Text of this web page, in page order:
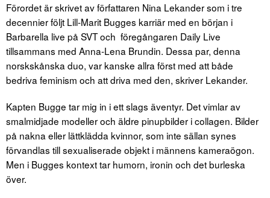
Förordet är skrivet av författaren Nina Lekander som i tre
decennier följt Lill-Marit Bugges karriär med en början i
Barbarella live på SVT och föregångaren Daily Live
tillsammans med Anna-Lena Brundin. Dessa par, denna
norskskånska duo, var kanske allra först med att både
bedriva feminism och att driva med den, skriver Lekander.
Kapten Bugge tar mig in i ett slags äventyr. Det vimlar av
smalmidjade modeller och äldre pinupbilder i collagen. Bilder
på nakna eller lättklädda kvinnor, som inte sällan synes
förvandlas till sexualiserade objekt i männens kameraögon.
Men i Bugges kontext tar humorn, ironin och det burleska
över.